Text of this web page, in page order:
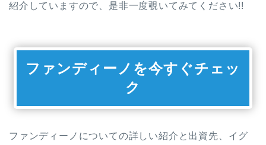
紹介していますので、是非一度覗いてみてください!!
ファンディーノを今すぐチェッ
ク
ファンディーノについての詳しい紹介と出資先、イグ